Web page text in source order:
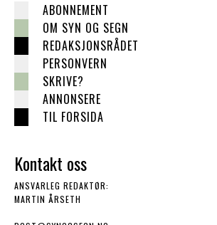
ABONNEMENT
OM SYN OG SEGN
REDAKSJONSRÅDET
PERSONVERN
SKRIVE?
ANNONSERE
TIL FORSIDA
Kontakt oss
ANSVARLEG REDAKTØR:
MARTIN ÅRSETH